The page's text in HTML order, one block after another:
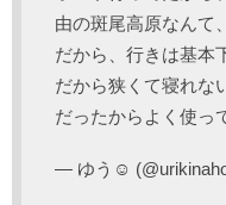
由の斑尾高原なんて
だから、行きは基本
だから狭くて寝れな
だったからよく使っ
— ゆう☺︎